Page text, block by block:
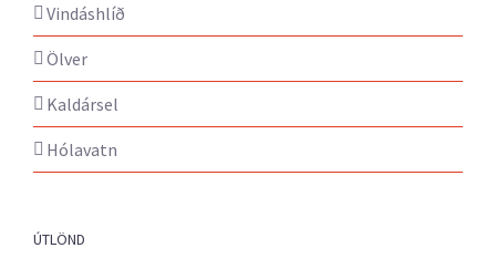
Vindáshlíð
Ölver
Kaldársel
Hólavatn
ÚTLÖND